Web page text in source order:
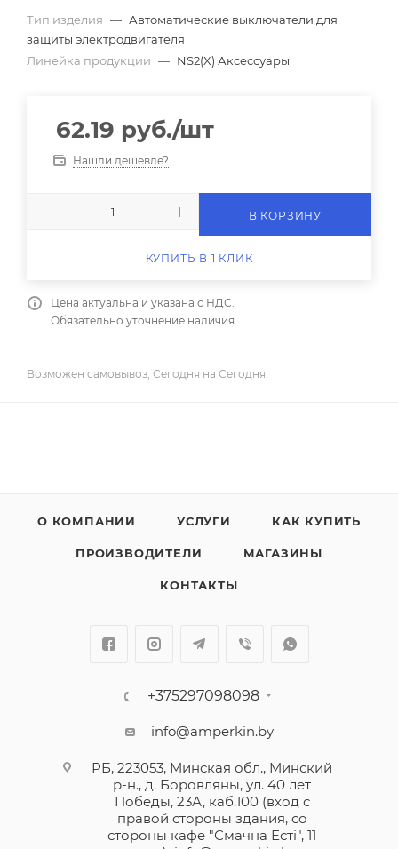
Тип изделия — Автоматические выключатели для
защиты электродвигателя
Линейка продукции — NS2(X) Аксессуары
62.19 руб./шт
Нашли дешевле?
В КОРЗИНУ
КУПИТЬ В 1 КЛИК
Цена актуальна и указана с НДС.
Обязательно уточнение наличия.
Возможен самовывоз, Сегодня на Сегодня.
О КОМПАНИИ УСЛУГИ КАК КУПИТЬ
ПРОИЗВОДИТЕЛИ МАГАЗИНЫ
КОНТАКТЫ
+375297098098
info@amperkin.by
РБ, 223053, Минская обл., Минский
р-н., д. Боровляны, ул. 40 лет
Победы, 23А, каб.100 (вход с
правой стороны здания, со
стороны кафе "Смачна Естi", 11